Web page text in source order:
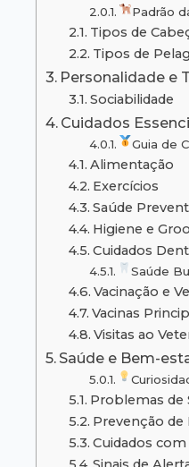
Padrão
Tipos de
Tipos de
Personalidade e
Sociabilidade
Cuidados
Guia de
Alimentação
Exercícios
Saúde
Higiene e
Cuidados
Saúde
Vacinação e
Vacinas
Visitas ao
Saúde e Bem-
Problemas de
Prevenção de
Cuidados